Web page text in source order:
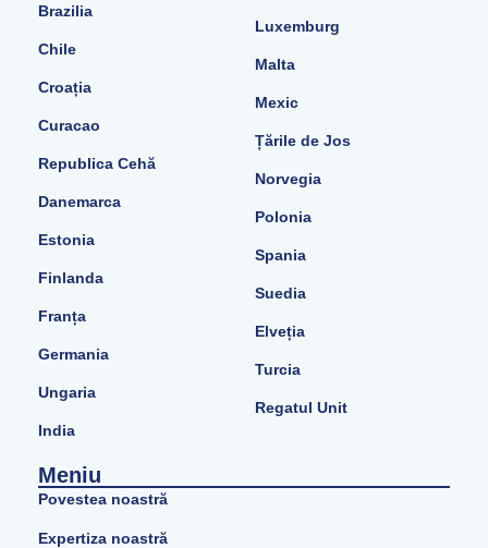
Brazilia
Chile
Croația
Curacao
Republica Cehă
Danemarca
Estonia
Finlanda
Franța
Germania
Ungaria
India
Luxemburg
Malta
Mexic
Țările de Jos
Norvegia
Polonia
Spania
Suedia
Elveția
Turcia
Regatul Unit
Meniu
Povestea noastră
Expertiza noastră